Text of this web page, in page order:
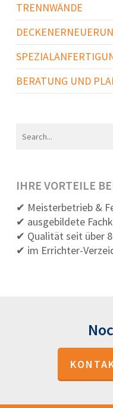
TRENNWÄNDE
BERATUNG UND
IHRE VORTEILE
✔ Meisterbetrieb &
✔ ausgebildete
✔ Qualität seit über
✔ im Errichter-